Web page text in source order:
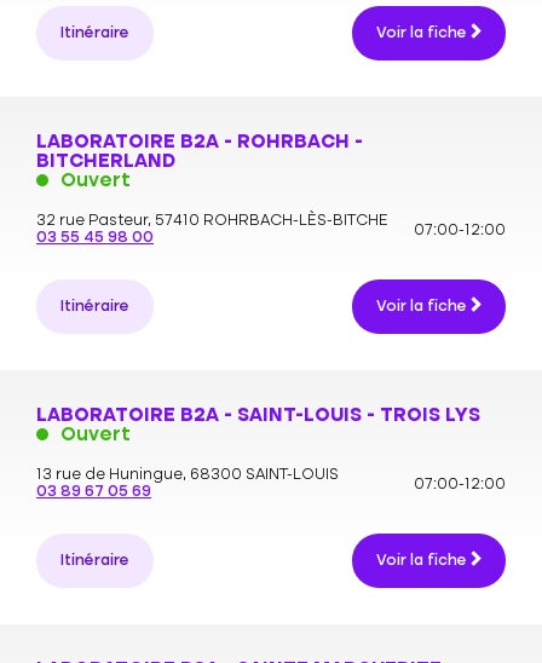
Itinéraire Voir la fiche
LABORATOIRE B2A - ROHRBACH -
BITCHERLAND
Ouvert
32 rue Pasteur, 57410 ROHRBACH-LÈS-BITCHE
03 55 45 98 00
07:00-12:00
Itinéraire Voir la fiche
LABORATOIRE B2A - SAINT-LOUIS - TROIS LYS
Ouvert
13 rue de Huningue, 68300 SAINT-LOUIS
03 89 67 05 69
07:00-12:00
Itinéraire Voir la fiche